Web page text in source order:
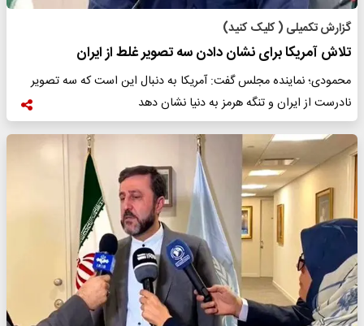
گزارش تکمیلی ( کلیک کنید)
تلاش آمریکا برای نشان دادن سه تصویر غلط از ایران
محمودی؛ نماینده مجلس گفت: آمریکا به دنبال این است که سه تصویر
نادرست از ایران و تنگه هرمز به دنیا نشان دهد